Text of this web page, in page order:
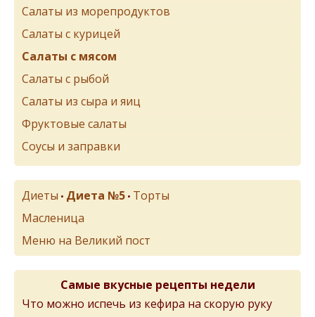
Салаты из морепродуктов
Салаты с курицей
Салаты с мясом
Салаты с рыбой
Салаты из сыра и яиц
Фруктовые салаты
Соусы и заправки
Диеты • Диета №5 • Торты
Масленица
Меню на Великий пост
Самые вкусные рецепты недели
Что можно испечь из кефира на скорую руку